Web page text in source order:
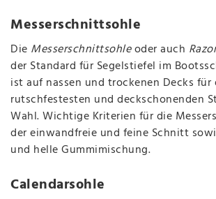
Messerschnittsohle
Die Messerschnittsohleoder auch
der Standard für Segelstiefel im
ist auf nassen und trockenen Decks für
rutschfestesten und deckschonenden
Wahl. Wichtige Kriterien für die
der einwandfreie und feine Schnitt
und helle Gummimischung.
Calendarsohle